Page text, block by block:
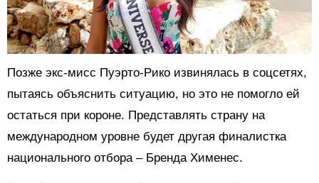
Позже экс-мисс Пуэрто-Рико извинялась в соцсетях,
пытаясь объяснить ситуацию, но это не помогло ей
остаться при короне. Представлять страну на
международном уровне будет другая финалистка
национального отбора – Бренда Хименес.